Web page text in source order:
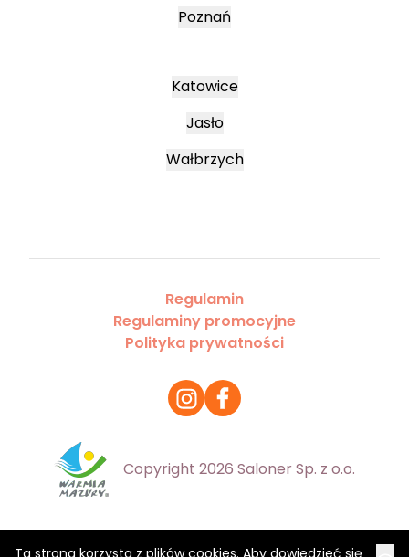
Ta strona korzysta z plików cookies. Aby dowiedzieć się
Poznań
Katowice
Jasło
Wałbrzych
Regulamin
Regulaminy promocyjne
Polityka prywatności
Copyright 2026 Saloner Sp. z o.o.